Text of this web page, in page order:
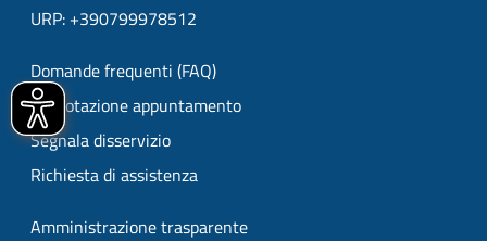
URP: +390799978512
Domande frequenti (FAQ)
Prenotazione appuntamento
Segnala disservizio
Richiesta di assistenza
Amministrazione trasparente